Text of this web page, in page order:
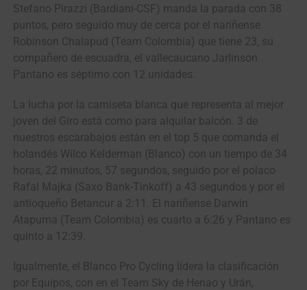
Stefano Pirazzi (Bardiani-CSF) manda la parada con 38
puntos, pero seguido muy de cerca por el nariñense
Robinson Chalapud (Team Colombia) que tiene 23, su
compañero de escuadra, el vallecaucano Jarlinson
Pantano es séptimo con 12 unidades.
La lucha por la camiseta blanca que representa al mejor
joven del Giro está como para alquilar balcón. 3 de
nuestros escarabajos están en el top 5 que comanda el
holandés Wilco Kelderman (Blanco) con un tiempo de 34
horas, 22 minutos, 57 segundos, seguido por el polaco
Rafal Majka (Saxo Bank-Tinkoff) a 43 segundos y por el
antioqueño Betancur a 2:11. El nariñense Darwin
Atapuma (Team Colombia) es cuarto a 6:26 y Pantano es
quinto a 12:39.
Igualmente, el Blanco Pro Cycling lidera la clasificación
por Equipos, con en el Team Sky de Henao y Urán,